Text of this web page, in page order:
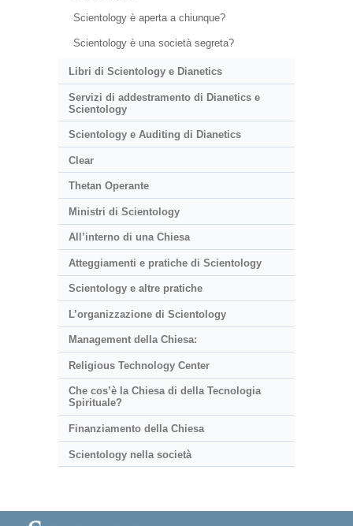
Scientology è aperta a chiunque?
Scientology è una società segreta?
Libri di Scientology e Dianetics
Servizi di addestramento di Dianetics e
Scientology
Scientology e Auditing di Dianetics
Clear
Thetan Operante
Ministri di Scientology
All’interno di una Chiesa
Atteggiamenti e pratiche di Scientology
Scientology e altre pratiche
L’organizzazione di Scientology
Management della Chiesa:
Religious Technology Center
Che cos’è la Chiesa di della Tecnologia
Spirituale?
Finanziamento della Chiesa
Scientology nella società